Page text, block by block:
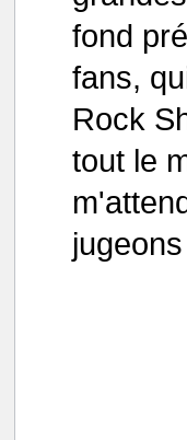
fond
fans,
Rock
tout le